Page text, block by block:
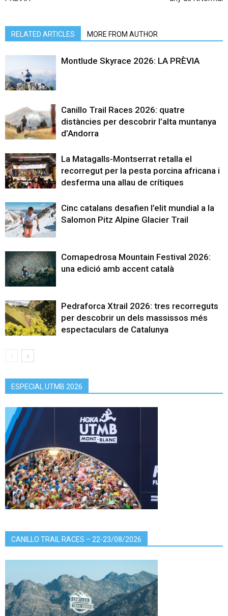
RELATED ARTICLES MORE FROM AUTHOR
Montlude Skyrace 2026: LA PRÈVIA
Canillo Trail Races 2026: quatre
distàncies per descobrir l’alta muntanya
d’Andorra
La Matagalls-Montserrat retalla el
recorregut per la pesta porcina africana i
desferma una allau de crítiques
Cinc catalans desafien l’elit mundial a la
Salomon Pitz Alpine Glacier Trail
Comapedrosa Mountain Festival 2026:
una edició amb accent català
Pedraforca Xtrail 2026: tres recorreguts
per descobrir un dels massissos més
espectaculars de Catalunya
ESPECIAL UTMB 2026
CANILLO TRAIL RACES – 22-23/08/2026